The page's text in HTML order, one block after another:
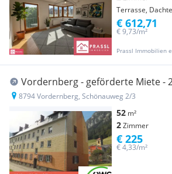
Terrasse,
Prassl Immobilien
€ 9,73/m²
€ 612,71
Vordernberg - geförderte Miete -
8794 Vordernberg, Schönauweg 2/3
52 m²
2Zimmer
€ 4,33/m²
€ 225